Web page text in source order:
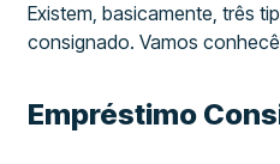
Existem, basicamente, três
consignado. Vamos
Empréstimo